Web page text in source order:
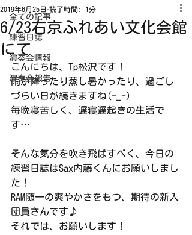
全ての記事
練習日誌
演奏会情報
演奏会報告
6/23右京ふれあい文化会館
にて
2019年6月25日 読了時間: 1分
こんにちは、Tp松沢です！
雨が降ったり蒸し暑かったり、過ごし
づらい日が続きますね(-_-)
毎晩寝苦しく、遅寝遅起きの生活で
す…
そんな気分を吹き飛ばすべく、今日の
練習日誌はSax内藤くんにお願いしまし
た！
RAM随一の爽やかさをもつ、期待の新入
団員さんです♪
それでは、お願いします！